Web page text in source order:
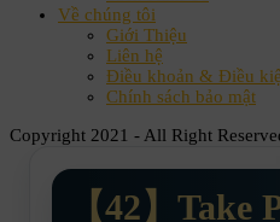
Về chúng tôi
Giới Thiệu
Liên hệ
Điều khoản & Điều
Chính sách bảo mật
Copyright 2021 - All Right
【42】Take